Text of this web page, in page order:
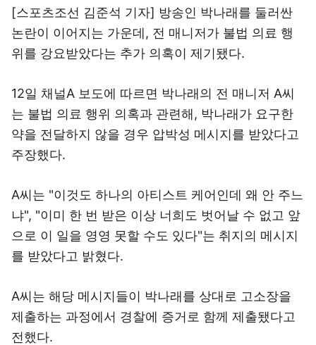
[스포츠조선 김준석 기자] 방송인 박나래를 둘러싼
논란이 이어지는 가운데, 전 매니저가 불법 의료 행
위를 강요받았다는 추가 의혹이 제기됐다.
12일 채널A 보도에 따르면 박나래의 전 매니저 A씨
는 불법 의료 행위 의혹과 관련해, 박나래가 요구한
약을 전달하지 않을 경우 압박성 메시지를 받았다고
주장했다.
A씨는 "이것도 하나의 아티스트 케어인데 왜 안 주느
냐", "이미 한 번 받은 이상 너희도 벗어날 수 없고 앞
으로 이 일을 영영 못할 수도 있다"는 취지의 메시지
를 받았다고 밝혔다.
A씨는 해당 메시지들이 박나래를 상대로 고소장을
제출하는 과정에서 경찰에 증거로 함께 제출됐다고
전했다.